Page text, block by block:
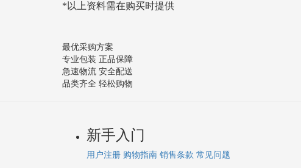
*以上资料需在购买时提供
最优采购方案
专业包装 正品保障
急速物流 安全配送
品类齐全 轻松购物
新手入门
用户注册 购物指南 销售条款 常见问题